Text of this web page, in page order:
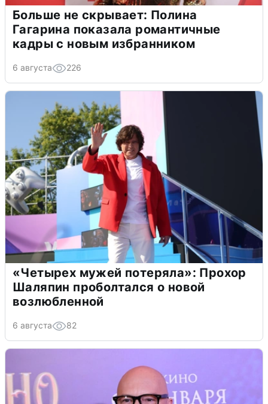
Больше не скрывает: Полина
Гагарина показала романтичные
кадры с новым избранником
6 августа 226
«Четырех мужей потеряла»: Прохор
Шаляпин проболтался о новой
возлюбленной
6 августа 82